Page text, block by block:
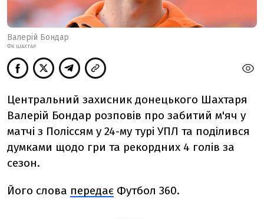
Валерій Бондар
ФК ШАХТАР
Центральний захисник донецького Шахтаря
Валерій Бондар розповів про забитий м'яч у
матчі з Поліссям у 24-му турі УПЛ та поділився
думками щодо гри та рекордних 4 голів за
сезон.
Його слова передає Футбол 360.